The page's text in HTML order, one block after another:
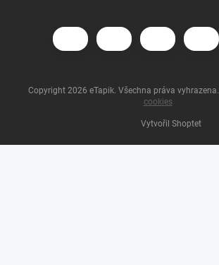
Vytvořil Shoptet
Copyright 2026 eTapik. Všechna práva vyhrazena.
cookies